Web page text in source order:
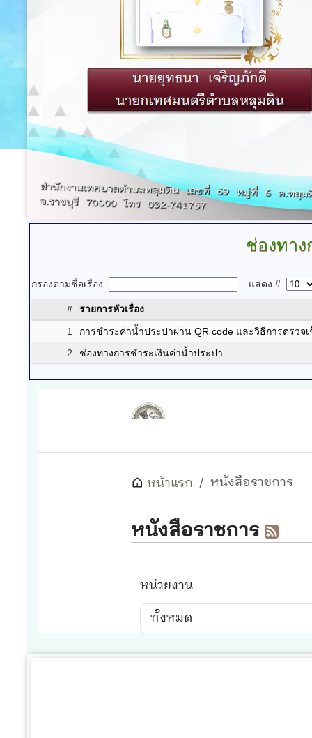
ช่องทาง
กรองตามชื่อเรื่อง แสดง #
#
รายการหัวเรื่อง
1
การชำระค่าน้ำประปาผ่าน QR code และวิธีการตรวจ
2
ช่องทางการชำระเงินค่าน้ำประปา